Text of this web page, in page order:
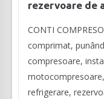
rezervoare de
CONTI
comprimat,
compresoare,
refrigerare,